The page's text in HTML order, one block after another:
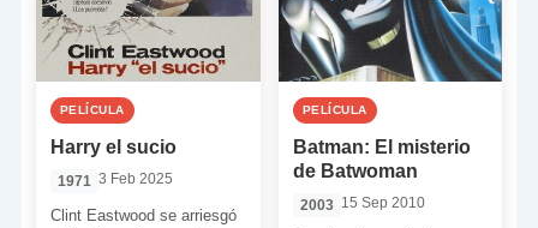
PELÍCULA
Harry el sucio
1971 3 Feb 2025
Clint Eastwood se arriesgó
PELÍCULA
Batman: El misterio
de Batwoman
2003 15 Sep 2010